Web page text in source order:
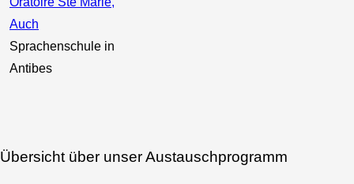
Auch
Sprachenschule in
Antibes
Übersicht über unser Austauschprogramm